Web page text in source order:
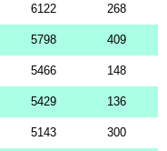
6122 268
5798 409
5466 148
5429 136
5143 300